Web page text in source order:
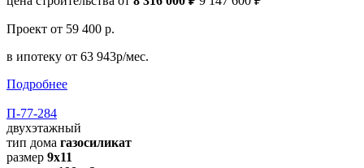
Проект от 59 400 р.
в ипотеку от 63 943р/мес.
Подробнее
П-77-284
двухэтажный
тип дома газосиликат
размер 9x11